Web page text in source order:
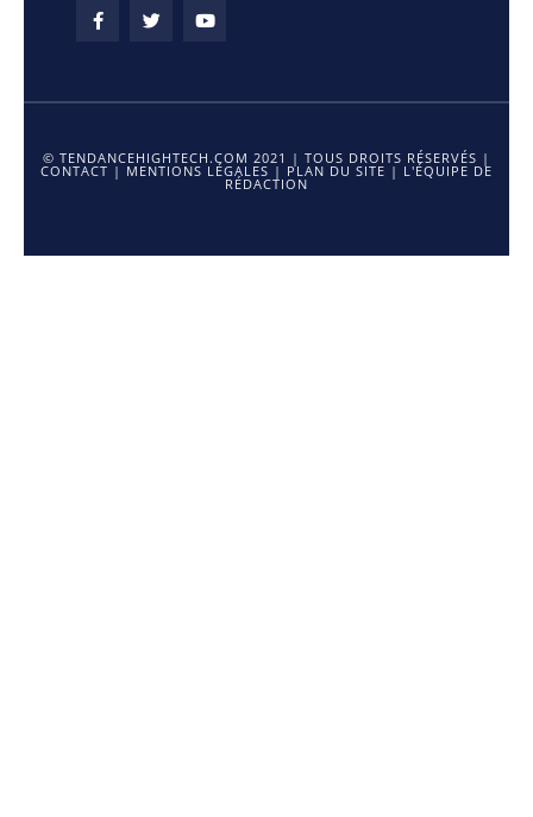
© TENDANCEHIGHTECH.COM 2021 | TOUS DROITS RÉSERVÉS |
CONTACT | MENTIONS LÉGALES | PLAN DU SITE | L'ÉQUIPE DE
RÉDACTION